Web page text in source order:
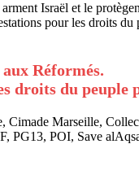
Israël et le
pour les droits
Réformés.
droits du peuple
Marseille,
PG13, POI, Save